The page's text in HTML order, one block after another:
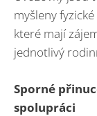
myšleny
které mají
jednotlivý
Sporné
spolupráci